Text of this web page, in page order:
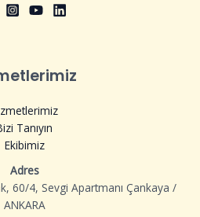
Tanıyın
Ekibimiz
Adres
60/4, Sevgi Apartmanı Çankaya /
ANKARA